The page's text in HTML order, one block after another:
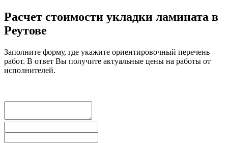
Расчет стоимости укладки ламината в
Реутове
Заполните форму, где укажите ориентировочный перечень
работ. В ответ Вы получите актуальные цены на работы от
исполнителей.